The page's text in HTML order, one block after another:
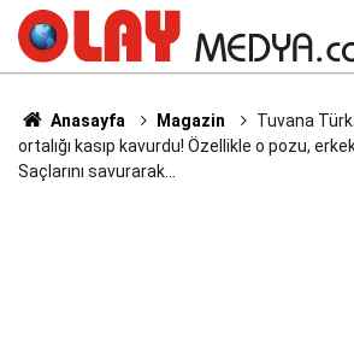
Anasayfa Magazin
Tuvana
ortalığı kasıp kavurdu! Özellikle o pozu,
Saçlarını savurarak…